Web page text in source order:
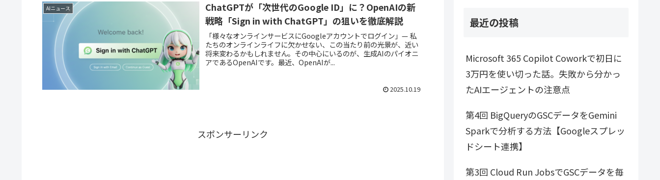
AIニュース
ChatGPTが「次世代のGoogle ID」に？OpenAIの新
戦略「Sign in with ChatGPT」の狙いを徹底解説
「様々なオンラインサービスにGoogleアカウントでログイン」— 私
たちのオンラインライフに欠かせない、この当たり前の光景が、近い
将来変わるかもしれません。その中心にいるのが、生成AIのパイオニ
アであるOpenAIです。最近、OpenAIが...
2025.10.19
スポンサーリンク
最近の投稿
Microsoft 365 Copilot Coworkで初日に
3万円を使い切った話。失敗から分かっ
たAIエージェントの注意点
第4回 BigQueryのGSCデータをGemini
Sparkで分析する方法【Googleスプレッ
ドシート連携】
第3回 Cloud Run JobsでGSCデータを毎